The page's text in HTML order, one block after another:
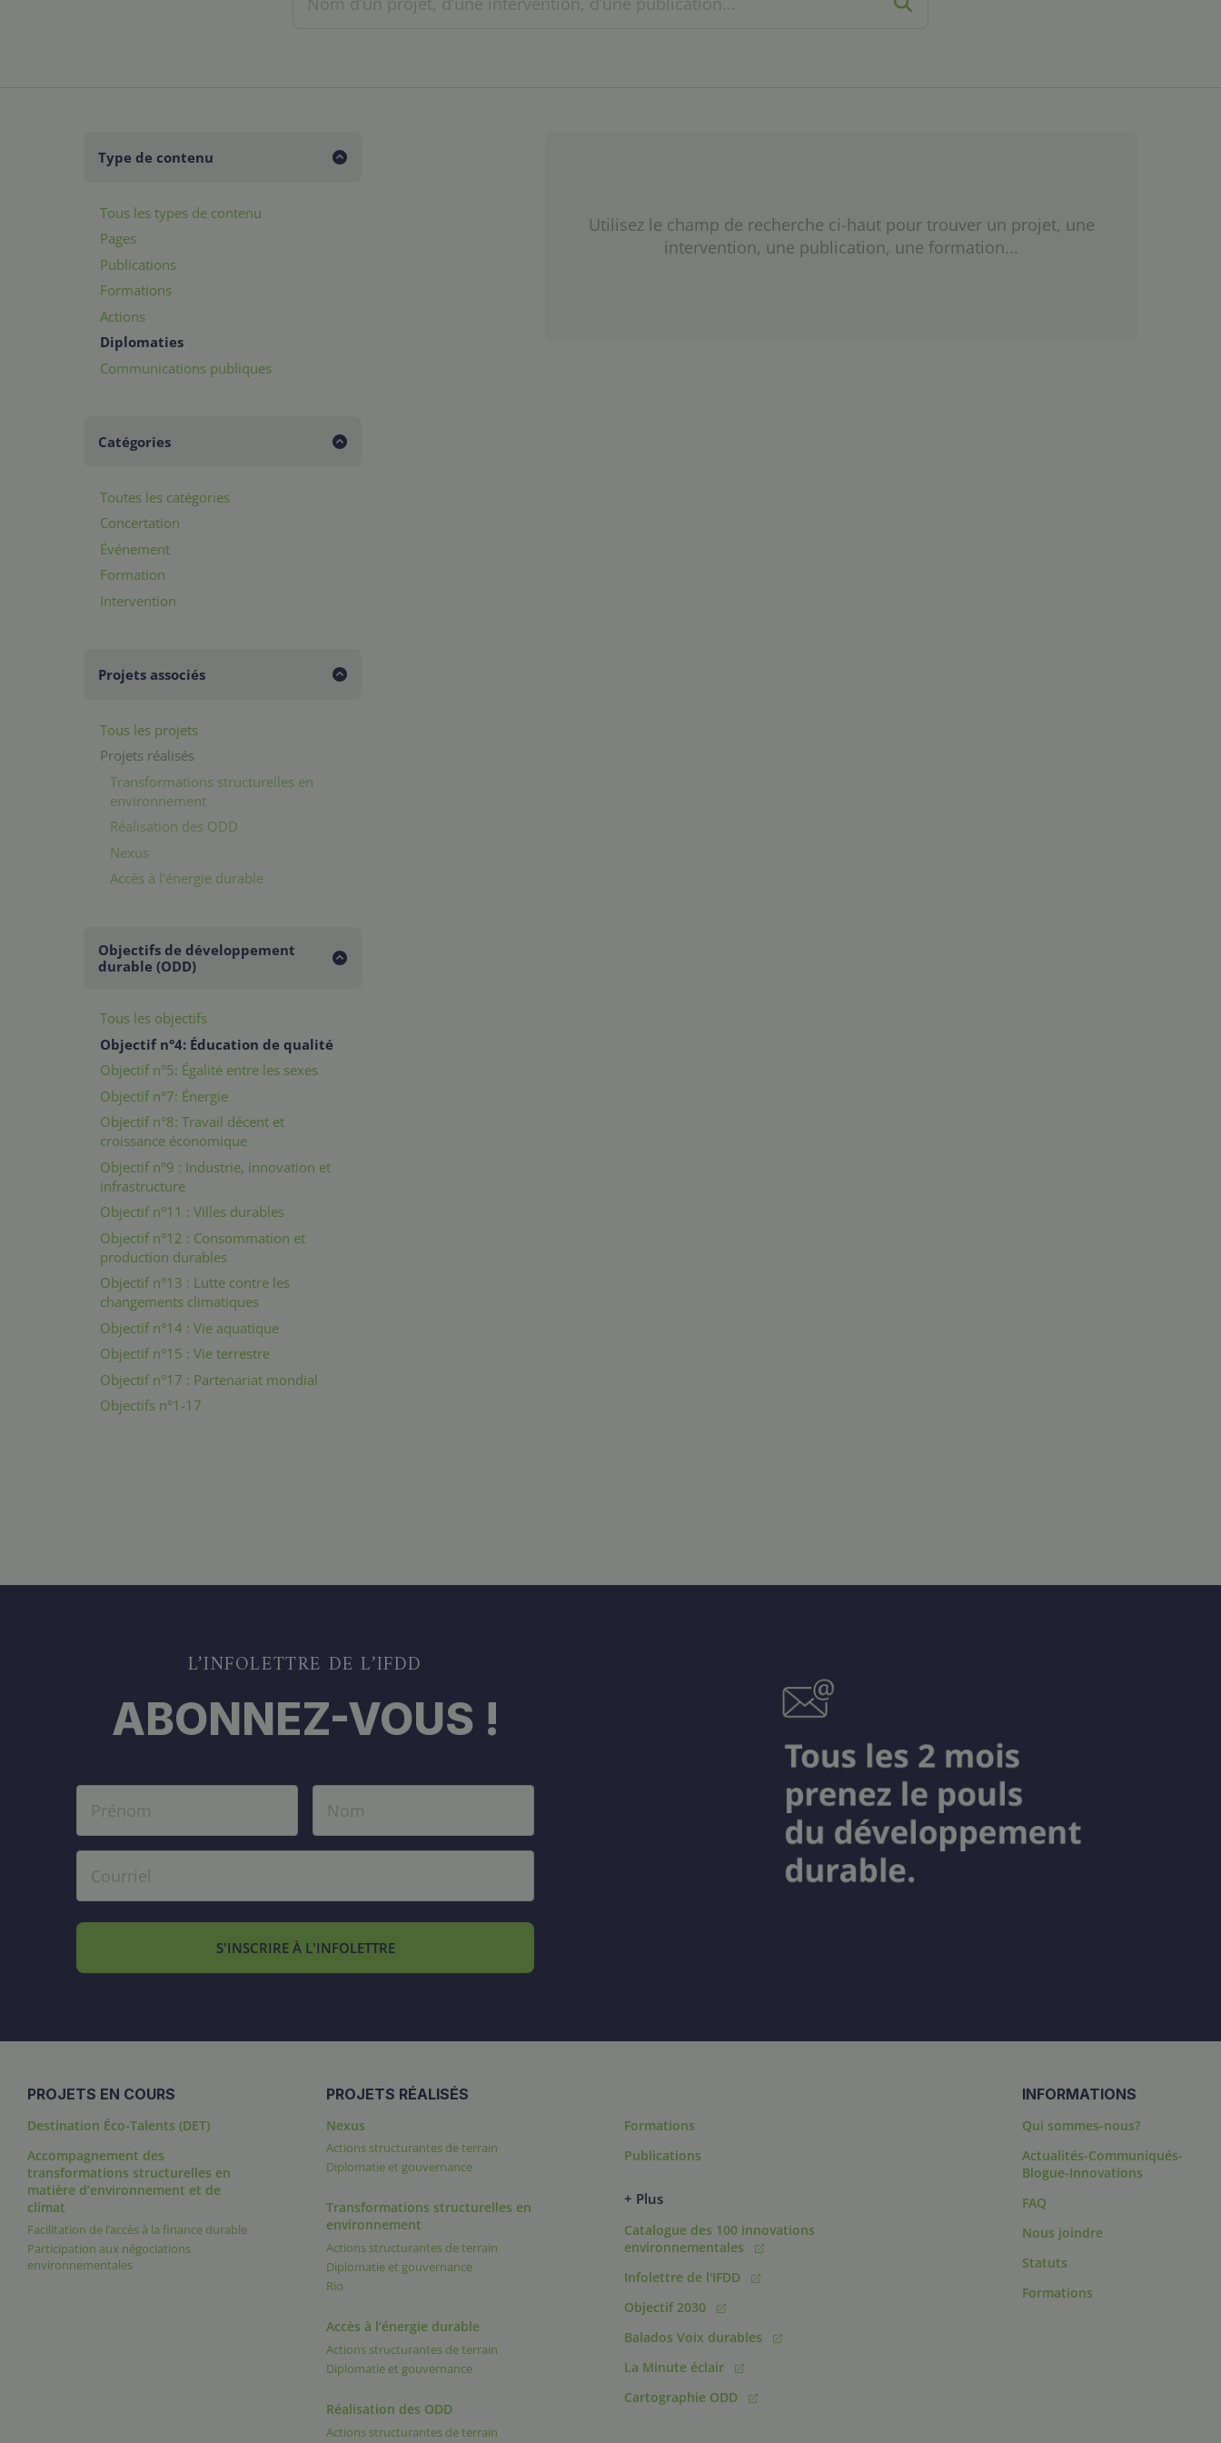
Type de contenu
Tous les types de contenu
Pages
Publications
Formations
Actions
Diplomaties
Communications publiques
Catégories
Toutes les catégories
Concertation
Événement
Formation
Intervention
Projets associés
Tous les projets
Projets réalisés
Transformations structurelles en
environnement
Réalisation des ODD
Nexus
Accès à l’énergie durable
Objectifs de développement
durable (ODD)
Tous les objectifs
Objectif n°4: Éducation de qualité
Objectif n°5: Égalité entre les sexes
Objectif n°7: Énergie
Objectif n°8: Travail décent et
croissance économique
Objectif n°9 : Industrie, innovation et
infrastructure
Objectif n°11 : Villes durables
Objectif n°12 : Consommation et
production durables
Objectif n°13 : Lutte contre les
changements climatiques
Objectif n°14 : Vie aquatique
Objectif n°15 : Vie terrestre
Objectif n°17 : Partenariat mondial
Objectifs n°1-17
Utilisez le champ de recherche ci-haut pour trouver un projet, une
intervention, une publication, une formation...
L’INFOLETTRE DE L’IFDD
ABONNEZ-VOUS !
S'INSCRIRE À L'INFOLETTRE
PROJETS EN COURS
Destination Éco-Talents (DET)
Accompagnement des
transformations structurelles en
matière d’environnement et de
climat
Facilitation de l’accès à la finance durable
Participation aux négociations
environnementales
PROJETS RÉALISÉS
Nexus
Actions structurantes de terrain
Diplomatie et gouvernance
Transformations structurelles en
environnement
Actions structurantes de terrain
Diplomatie et gouvernance
Rio
Accès à l’énergie durable
Actions structurantes de terrain
Diplomatie et gouvernance
Réalisation des ODD
Actions structurantes de terrain
Formations
Publications
+ Plus
Catalogue des 100 innovations
environnementales
Infolettre de l'IFDD
Objectif 2030
Balados Voix durables
La Minute éclair
Cartographie ODD
INFORMATIONS
Qui sommes-nous?
Actualités-Communiqués-
Blogue-Innovations
FAQ
Nous joindre
Statuts
Formations